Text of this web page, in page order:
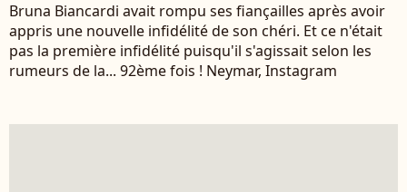
Bruna Biancardi avait rompu ses fiançailles après avoir
appris une nouvelle infidélité de son chéri. Et ce n'était
pas la première infidélité puisqu'il s'agissait selon les
rumeurs de la... 92ème fois ! Neymar, Instagram